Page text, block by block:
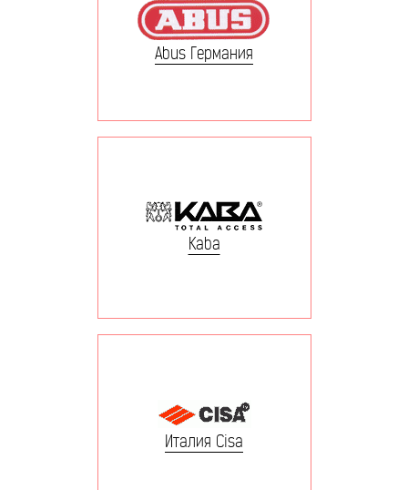
Abus Германия
Kaba
Италия Cisa